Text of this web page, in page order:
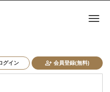
グイン 会員登録(無料)
ナ